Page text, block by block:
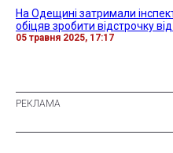
На Одещині затримали
обіцяв зробити відстрочку від
05 травня 2025, 17:17